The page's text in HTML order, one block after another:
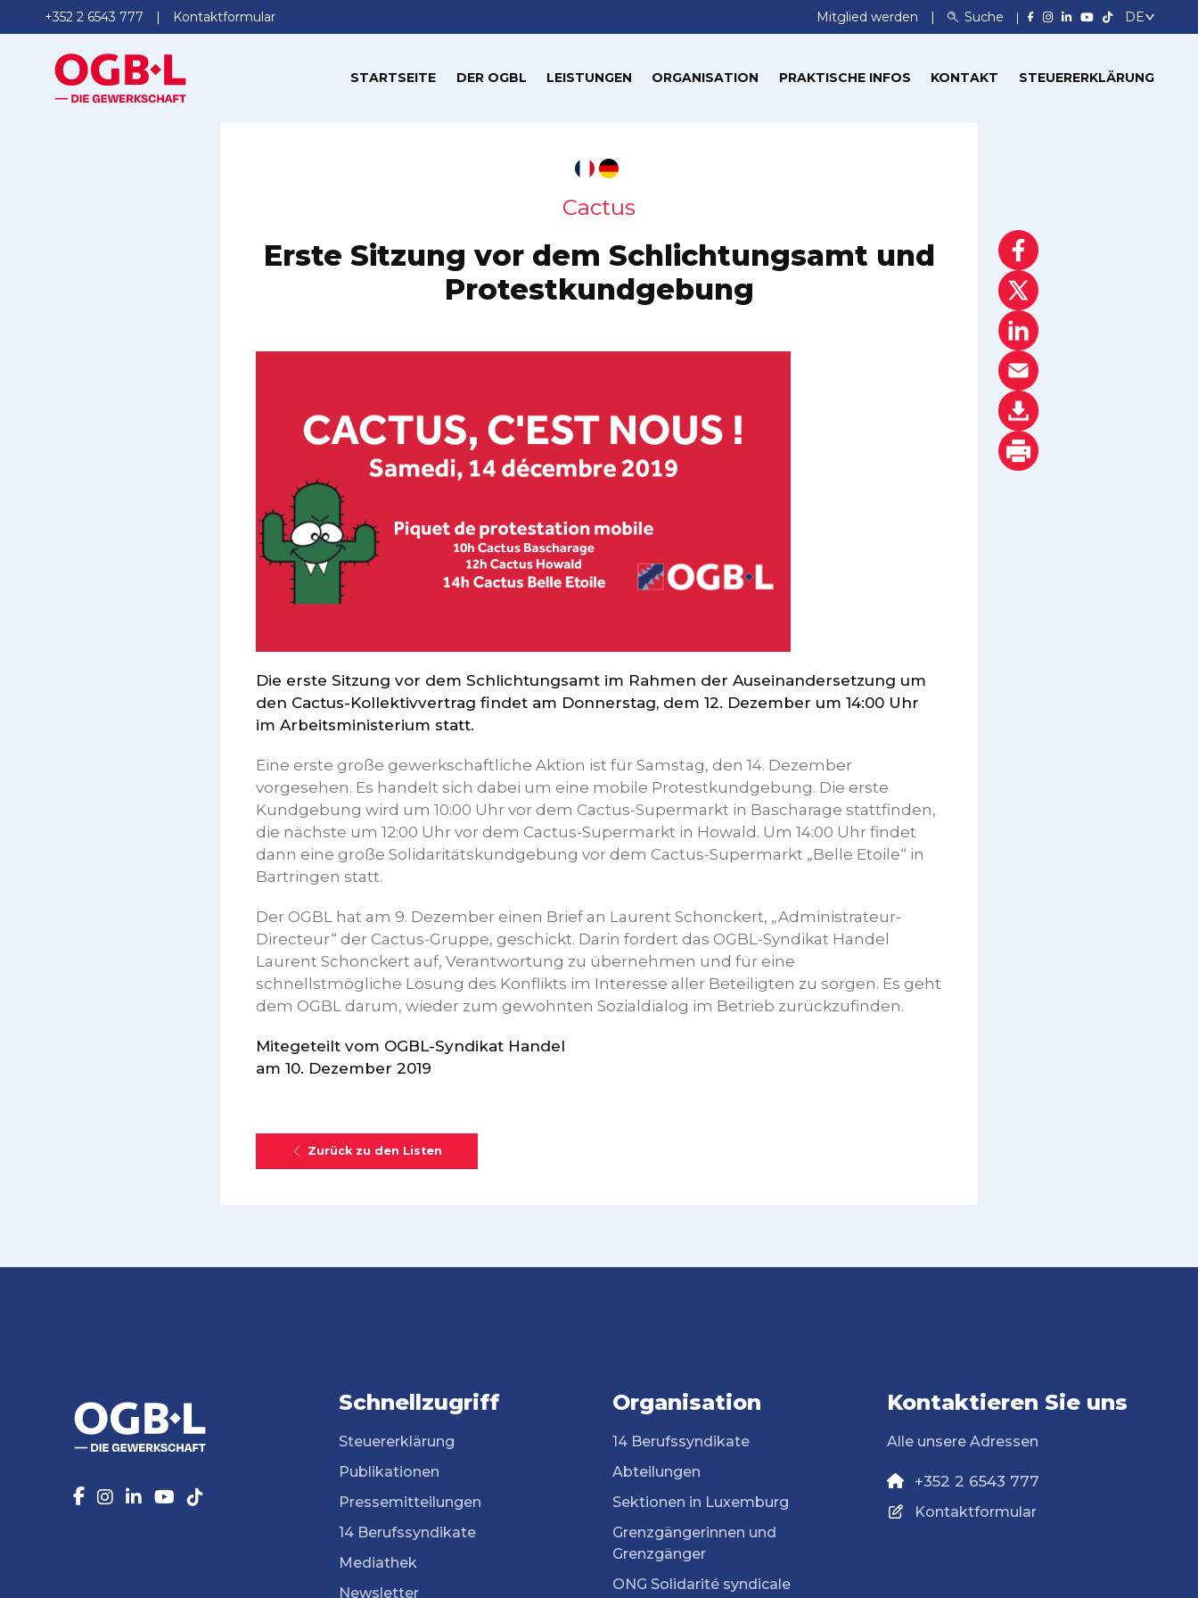
+352 2 6543 777 Kontaktformular Mitglied werden Suche
STARTSEITE DER OGBL LEISTUNGEN ORGANISATION PRAKTISCHE INFOS KONTAKT STEUERERKLÄRUNG
Cactus
Erste Sitzung vor dem Schlichtungsamt und
Protestkundgebung
Die erste Sitzung vor dem Schlichtungsamt im Rahmen der Auseinandersetzung um
den Cactus-Kollektivvertrag findet am Donnerstag, dem 12. Dezember um 14:00 Uhr
im Arbeitsministerium statt.
Eine erste große gewerkschaftliche Aktion ist für Samstag, den 14. Dezember
vorgesehen. Es handelt sich dabei um eine mobile Protestkundgebung. Die erste
Kundgebung wird um 10:00 Uhr vor dem Cactus-Supermarkt in Bascharage stattfinden,
die nächste um 12:00 Uhr vor dem Cactus-Supermarkt in Howald. Um 14:00 Uhr findet
dann eine große Solidaritätskundgebung vor dem Cactus-Supermarkt „Belle Etoile“ in
Bartringen statt.
Der OGBL hat am 9. Dezember einen Brief an Laurent Schonckert, „Administrateur-
Directeur“ der Cactus-Gruppe, geschickt. Darin fordert das OGBL-Syndikat Handel
Laurent Schonckert auf, Verantwortung zu übernehmen und für eine
schnellstmögliche Lösung des Konflikts im Interesse aller Beteiligten zu sorgen. Es geht
dem OGBL darum, wieder zum gewohnten Sozialdialog im Betrieb zurückzufinden.
Mitegeteilt vom OGBL-Syndikat Handel
am 10. Dezember 2019
Zurück zu den Listen
Schnellzugriff
Steuererklärung
Publikationen
Pressemitteilungen
14 Berufssyndikate
Mediathek
Newsletter
Organisation
14 Berufssyndikate
Abteilungen
Sektionen in Luxemburg
Grenzgängerinnen und
Grenzgänger
ONG Solidarité syndicale
Kontaktieren Sie uns
Alle unsere Adressen
+352 2 6543 777
Kontaktformular